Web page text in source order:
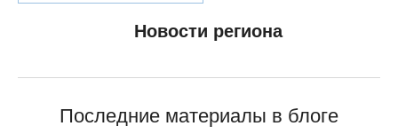
Новости региона
Последние материалы в блоге